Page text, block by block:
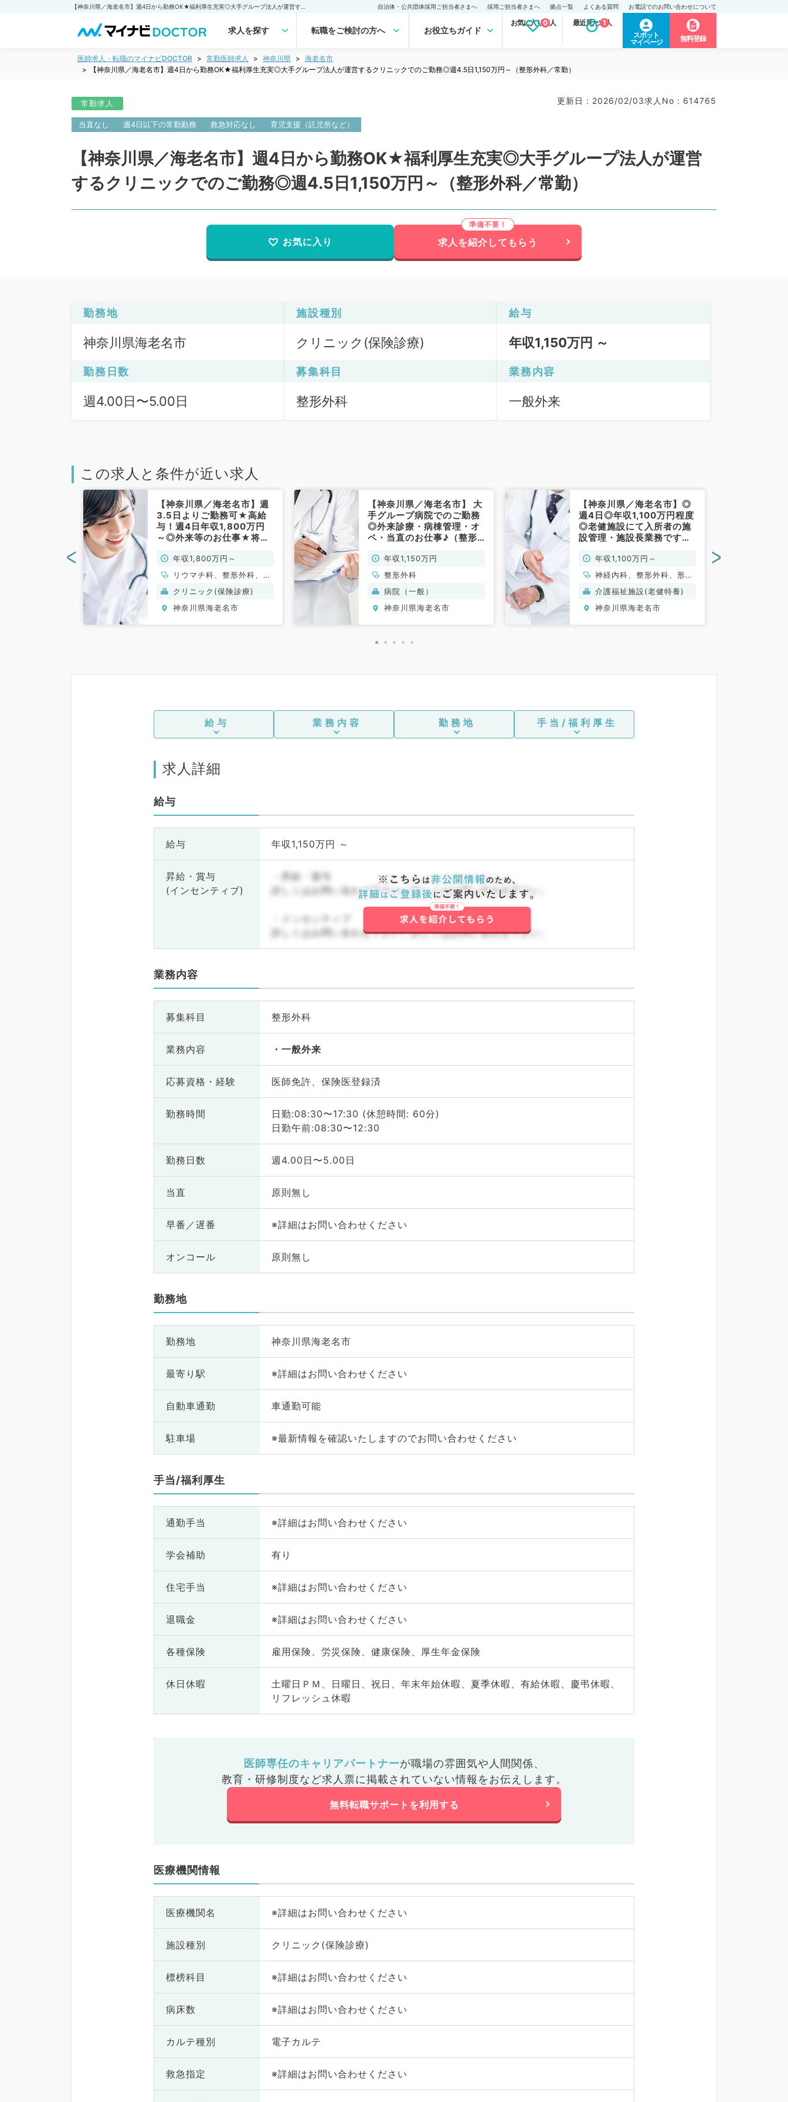
自治体・公共団体採用ご担当者さまへ 採用ご担当者さまへ 拠点一覧 よくある質問 お電話でのお問い合わせについて
求人を探す 転職をご検討の方へ お役立ちガイド
お気に入り求人
0 最近見た求人
1
スポット
マイページ
無料登録
医師求人・転職のマイナビDOCTOR 常勤医師求人 神奈川県
海老名市
【神奈川県／海老名市】週4日から勤務OK★福利厚生充実◎大手グループ法人が運営するクリニックでのご勤務◎週4.5日1,150万円～（整形外科／常勤）
常勤求人 更新日 : 2026/02/03求人No : 614765
当直なし 週4日以下の常勤勤務 救急対応なし 育児支援（託児所など）
【神奈川県／海老名市】週4日から勤務OK★福利厚生充実◎大手グループ法人が運営
するクリニックでのご勤務◎週4.5日1,150万円～（整形外科／常勤）
お気に入り 求人を紹介してもらう
勤務地
神奈川県海老名市
施設種別
クリニック(保険診療)
給与
年収1,150万円 ～
勤務日数
週4.00日〜5.00日
募集科目
整形外科
業務内容
一般外来
この求人と条件が近い求人
【神奈川県／海老名市】週
3.5日よりご勤務可★高給
与！週4日年収1,800万円
～◎外来等のお仕事★将来
ススメ★（整形外科,リウマ
チ科,リハビリテーション科
／常勤）
年収1,800万円～
リウマチ科、整形外科、リ
ハビリテーション科
クリニック(保険診療)
神奈川県海老名市
【神奈川県／海老名市】 大
手グループ病院でのご勤務
◎外来診療・病棟管理・オ
ペ・当直のお仕事♪（整形
勤）年収1,150万円
整形外科
病院（一般）
神奈川県海老名市
【神奈川県／海老名市】◎
週4日◎年収1,100万円程度
◎老健施設にて入所者の施
設管理・施設長業務です！
年収1,100万円～
神経内科、整形外科、形成
外科、脳神経外科、呼吸器
外科、心臓血管外科、泌尿
器科、一般内科、循環器内
介護福祉施設(老健特養)
神奈川県海老名市
< >
給与 業務内容 勤務地 手当/福利厚生
求人詳細
給与
給与 年収1,150万円 ～
昇給・賞与
(インセンティブ)
・昇給・賞与
詳しくはお問い合わせ下さい。詳しくはお問い合わせ下さい。
・インセンティブ
詳しくはお問い合わせ下さい。詳しくはお問い合わせ下さい。
業務内容
募集科目 整形外科
業務内容 一般外来
応募資格・ 経験 医師免許、保険医登録済
勤務時間
日勤:08:30〜17:30 (休憩時間: 60分)
日勤午前:08:30〜12:30
勤務日数 週4.00日〜5.00日
当直 原則無し
早番／遅番 ※詳細はお問い合わせください
オンコール 原則無し
勤務地
勤務地 神奈川県海老名市
最寄り駅 ※詳細はお問い合わせください
自動車通勤 車通勤可能
駐車場 ※最新情報を確認いたしますのでお問い合わせください
手当/福利厚生
通勤手当 ※詳細はお問い合わせください
学会補助 有り
住宅手当 ※詳細はお問い合わせください
退職金 ※詳細はお問い合わせください
各種保険 雇用保険、労災保険、健康保険、厚生年金保険
休日休暇
土曜日ＰＭ、日曜日、祝日、年末年始休暇、夏季休暇、有給休暇、慶弔休暇、
リフレッシュ休暇
医師専任のキャリアパートナーが職場の雰囲気や人間関係、
教育・研修制度など求人票に掲載されていない情報をお伝えします。
無料転職サポートを利用する
医療機関情報
医療機関名 ※詳細はお問い合わせください
施設種別 クリニック(保険診療)
標榜科目 ※詳細はお問い合わせください
病床数 ※詳細はお問い合わせください
カルテ種別 電子カルテ
救急指定 ※詳細はお問い合わせください